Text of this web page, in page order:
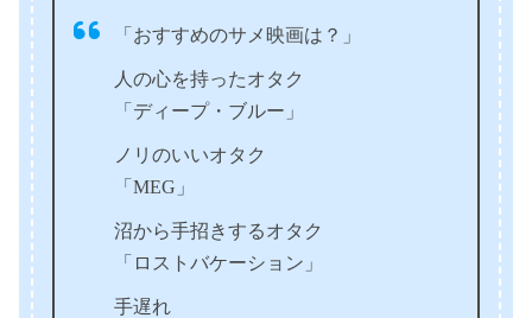
「おすすめのサメ映画は？」
人の心を持ったオタク
「ディープ・ブルー」
ノリのいいオタク
「MEG」
沼から手招きするオタク
「ロストバケーション」
手遅れ